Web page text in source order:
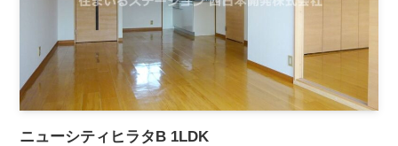
ニューシティヒラタB 1LDK